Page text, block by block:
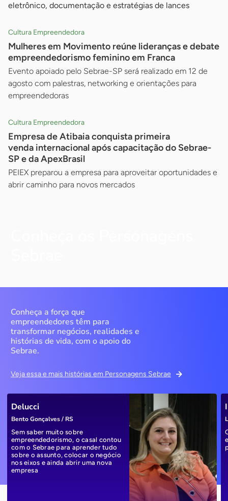
eletrônico, documentação e estratégias de lances
Cultura Empreendedora
Mulheres em Movimento reúne lideranças e debate
empreendedorismo feminino em Franca
Evento apoiado pelo Sebrae-SP será realizado em 12 de
agosto com palestras, networking e orientações para
empreendedoras
Cultura Empreendedora
Empresa de Atibaia conquista primeira
venda internacional após capacitação do Sebrae-
SP e da ApexBrasil
PEIEX preparou a empresa para aproveitar oportunidades e
abrir caminho para novos mercados
Conheça a força que
empreendedores têm para
transformar negócios, realidades e
histórias de vida, com o apoio do
Sebrae.
Veja essa e mais histórias em Personagens Sebrae
Delucci
Bento Gonçalves / RS
Sem saber muito sobre
empreendedorismo, o casal contou
com o Sebrae para aprender tudo
sobre o assunto, colocar o negócio
nos eixos e ainda abrir uma nova
empresa